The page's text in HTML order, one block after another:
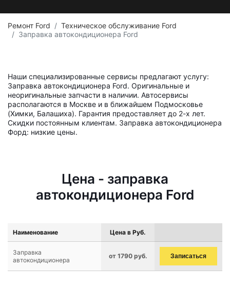
Ремонт Ford
Техническое обслуживание Ford
Заправка автокондиционера Ford
Наши специализированные сервисы предлагают услугу:
Заправка автокондиционера Ford. Оригинальные и
неоригинальные запчасти в наличии. Автосервисы
располагаются в Москве и в ближайшем Подмосковье
(Химки, Балашиха). Гарантия предоставляет до 2-х лет.
Скидки постоянным клиентам. Заправка автокондиционера
Форд: низкие цены.
Цена - заправка
автокондиционера Ford
Наименование Цена в Руб.
Заправка
автокондиционера
от 1790 руб. Записаться